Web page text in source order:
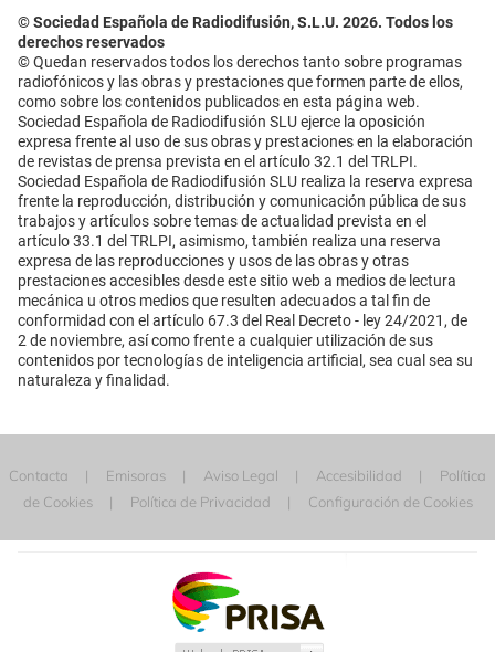
© Sociedad Española de Radiodifusión, S.L.U. 2026. Todos los
derechos reservados
© Quedan reservados todos los derechos tanto sobre programas
radiofónicos y las obras y prestaciones que formen parte de ellos,
como sobre los contenidos publicados en esta página web.
Sociedad Española de Radiodifusión SLU ejerce la oposición
expresa frente al uso de sus obras y prestaciones en la elaboración
de revistas de prensa prevista en el artículo 32.1 del TRLPI.
Sociedad Española de Radiodifusión SLU realiza la reserva expresa
frente la reproducción, distribución y comunicación pública de sus
trabajos y artículos sobre temas de actualidad prevista en el
artículo 33.1 del TRLPI, asimismo, también realiza una reserva
expresa de las reproducciones y usos de las obras y otras
prestaciones accesibles desde este sitio web a medios de lectura
mecánica u otros medios que resulten adecuados a tal fin de
conformidad con el artículo 67.3 del Real Decreto - ley 24/2021, de
2 de noviembre, así como frente a cualquier utilización de sus
contenidos por tecnologías de inteligencia artificial, sea cual sea su
naturaleza y finalidad.
Contacta Emisoras Aviso Legal Accesibilidad
Política
de Cookies
Política de Privacidad Configuración de Cookies